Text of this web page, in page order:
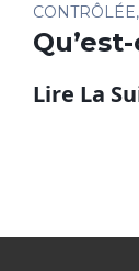
CONTRÔLÉE,
Lire La